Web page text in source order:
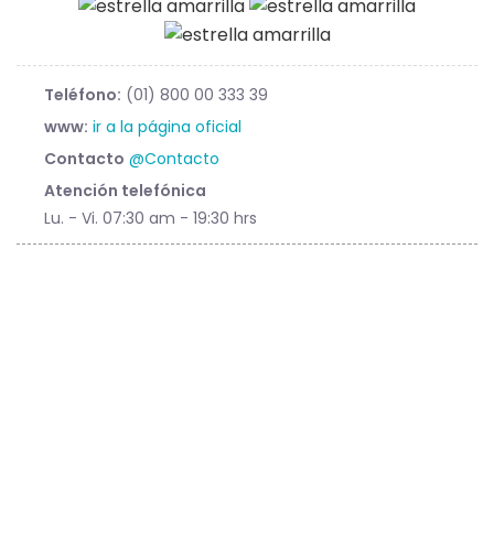
Teléfono: (01) 800 00 333 39
www: ir a la página oficial
Contacto @Contacto
Atención telefónica
Lu. - Vi. 07:30 am - 19:30 hrs